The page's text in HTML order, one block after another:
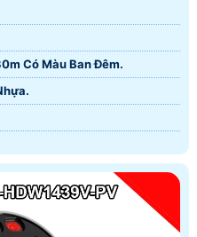
Có Màu Ban Ðêm.